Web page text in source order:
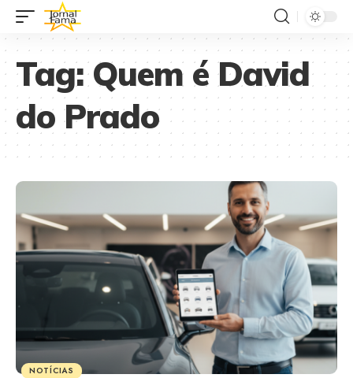
Tag:Quem é David
do Prado
NOTÍCIAS